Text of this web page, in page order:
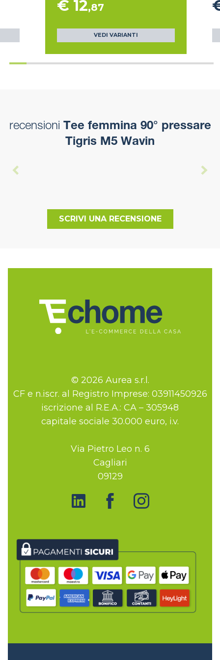
€ 12,87
VEDI VARIANTI
recensioni Tee femmina 90° pressare
Tigris M5 Wavin
SCRIVI UNA RECENSIONE
© 2026 Aurea s.r.l.
CF e n.iscr. al Registro Imprese: 03911450926
iscrizione al R.E.A.: CA – 305948
capitale sociale 30.000 euro, i.v.
Via Pietro Leo n. 6
Cagliari
09129